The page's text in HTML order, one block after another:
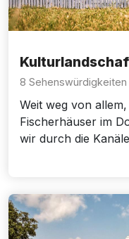
8 Sehenswürdigkeiten
Weit weg von
Fischerhäuser im
wir durch die